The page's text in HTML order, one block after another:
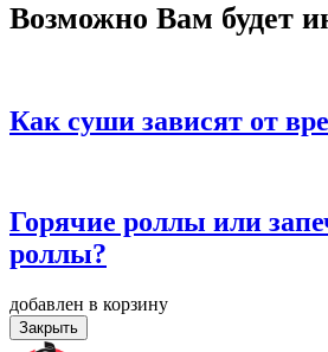
Возможно Вам будет
Как суши зависят от
Горячие роллы или
роллы?
добавлен в корзину
Закрыть